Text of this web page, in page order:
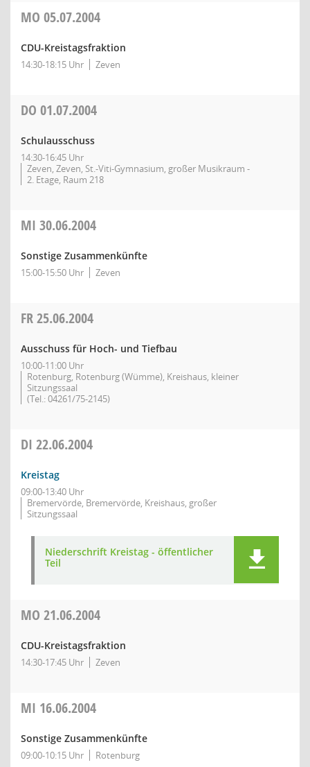
MO 05.07.2004
CDU-Kreistagsfraktion
14:30-18:15 Uhr Zeven
DO 01.07.2004
Schulausschuss
14:30-16:45 Uhr
Zeven, Zeven, St.-Viti-Gymnasium, großer Musikraum -
2. Etage, Raum 218
MI 30.06.2004
Sonstige Zusammenkünfte
15:00-15:50 Uhr Zeven
FR25.06.2004
Ausschuss für Hoch- und Tiefbau
10:00-11:00 Uhr
Rotenburg, Rotenburg (Wümme), Kreishaus, kleiner
Sitzungssaal
(Tel.: 04261/75-2145)
DI 22.06.2004
Kreistag
09:00-13:40 Uhr
Bremervörde, Bremervörde, Kreishaus, großer
Sitzungssaal
Niederschrift Kreistag - öffentlicher
Teil
MO 21.06.2004
CDU-Kreistagsfraktion
14:30-17:45 Uhr Zeven
MI 16.06.2004
Sonstige Zusammenkünfte
09:00-10:15 Uhr Rotenburg